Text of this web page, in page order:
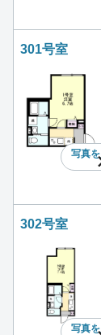
301号室
写真を
302号室
写真を